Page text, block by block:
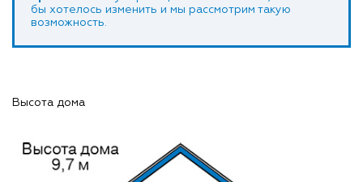
бы хотелось изменить и мы рассмотрим такую
возможность.
Высота дома